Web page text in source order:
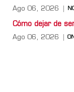
Ago 06, 2026
Cómo dejar de
Ago 06, 2026